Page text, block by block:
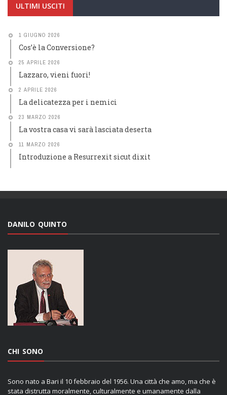
ULTIMI USCITI
1 GIUGNO 2026
Cos’è la Conversione?
25 APRILE 2026
Lazzaro, vieni fuori!
2 APRILE 2026
La delicatezza per i nemici
23 MARZO 2026
La vostra casa vi sarà lasciata deserta
11 MARZO 2026
Introduzione a Resurrexit sicut dixit
DANILO QUINTO
CHI SONO
Sono nato a Bari il 10 febbraio del 1956. Una città che amo, ma che è
stata distrutta moralmente, culturalmente e umanamente dalla